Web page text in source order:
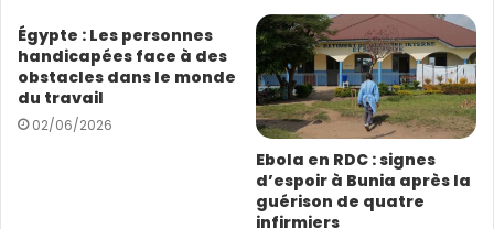
lÉgypte : Les personnes
handicapées face à des
obstacles dans le monde
du travail
02/06/2026
Ebola en RDC : signes
d’espoir à Bunia après la
guérison de quatre
infirmiers